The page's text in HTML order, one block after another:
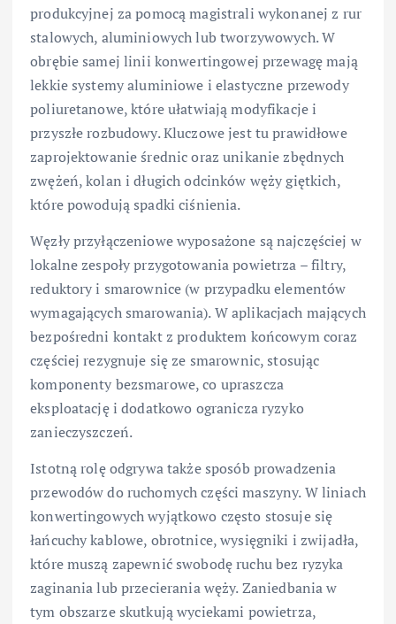
produkcyjnej za pomocą magistrali wykonanej z rur
stalowych, aluminiowych lub tworzywowych. W
obrębie samej linii konwertingowej przewagę mają
lekkie systemy aluminiowe i elastyczne przewody
poliuretanowe, które ułatwiają modyfikacje i
przyszłe rozbudowy. Kluczowe jest tu prawidłowe
zaprojektowanie średnic oraz unikanie zbędnych
zwężeń, kolan i długich odcinków węży giętkich,
które powodują spadki ciśnienia.
Węzły przyłączeniowe wyposażone są najczęściej w
lokalne zespoły przygotowania powietrza – filtry,
reduktory i smarownice (w przypadku elementów
wymagających smarowania). W aplikacjach mających
bezpośredni kontakt z produktem końcowym coraz
częściej rezygnuje się ze smarownic, stosując
komponenty bezsmarowe, co upraszcza
eksploatację i dodatkowo ogranicza ryzyko
zanieczyszczeń.
Istotną rolę odgrywa także sposób prowadzenia
przewodów do ruchomych części maszyny. W liniach
konwertingowych wyjątkowo często stosuje się
łańcuchy kablowe, obrotnice, wysięgniki i zwijadła,
które muszą zapewnić swobodę ruchu bez ryzyka
zaginania lub przecierania węży. Zaniedbania w
tym obszarze skutkują wyciekami powietrza,